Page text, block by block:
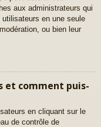
aux administrateurs qui
en une seule
ou bien leur
et comment puis-
en cliquant sur le
de contrôle de